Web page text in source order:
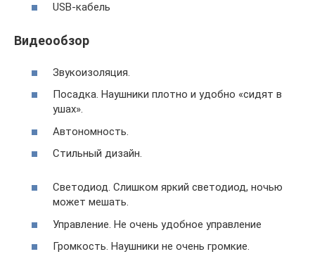
USB-кабель
Видеообзор
Звукоизоляция.
Посадка. Наушники плотно и удобно «сидят в
ушах».
Автономность.
Стильный дизайн.
Светодиод. Слишком яркий светодиод, ночью
может мешать.
Управление. Не очень удобное управление
Громкость. Наушники не очень громкие.